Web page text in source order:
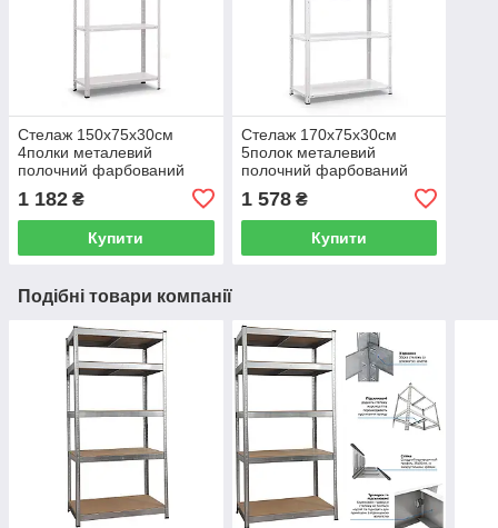
Стелаж 150x75x30см
4полки металевий
полочний фарбований
1 182 ₴
Купити
Стелаж 170x75x30см
5полок металевий
полочний фарбований
білий збірний на болтах
1 578₴
Купити
Подібні товари компанії